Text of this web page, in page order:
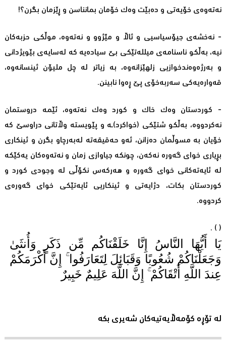
نەتەوەی خۆیەتی و دەبێت وەک خۆمان بمانناسن و ڕێزمان بگرن؟!
- نەخشەی جیۆسیاسیی و ئاڵا و مێژوو و نەتەوە، موڵکی حزبەکان
نیە، بەڵکو ناسنامەی میللەتێکی بێ سیادەیە کە لەسایەی بێویژدانی
و بەرژەوەندخوازیی زلهێزانەوە، بە زیاتر لە چل ملیۆن ئینسانەوە،
قەوارەیەکی سەربەخۆی پێ ڕەوا نابینن.
- کوردستان وەک خاک و کورد وەک نەتەوە، ئێمە دروستمان
نەکردووە، بەڵکو شتێکی (خواکرد)ـە و پێویستە وڵاتانی دراوسێ کە
خۆیان بە مسوڵمان دەزانن، ئەو حەقیقەتە لەبەرچاو بگرن و ئینکاری
بڕیاری خوای گەورە نەکەن، چونکە جیاوازی زمان و نەتەوەکان یەکێکە
لە ئایەتەکانی خوای گەورە و هەرکەس نکۆڵی لە وجودی کورد و
کوردستان بکات، دژایەتی و ئینکاریی ئایەتێکی خوای گەورەی
کردووە.
(
يَا أَيُّهَا النَّاسُ إِنَّا خَلَقْنَاكُم مِّن ذَكَرٍ وَأُنثَىٰ
وَجَعَلْنَاكُمْ شُعُوبًا وَقَبَائِلَ لِتَعَارَفُوا ۚ إِنَّ أَكْرَمَكُمْ
عِندَ اللَّهِ أَتْقَاكُمْ ۚ إِنَّ اللَّهَ عَلِيمٌ خَبِيرٌ
) .
لە تۆڕە کۆمەڵایەتیەکان شەیری بکە